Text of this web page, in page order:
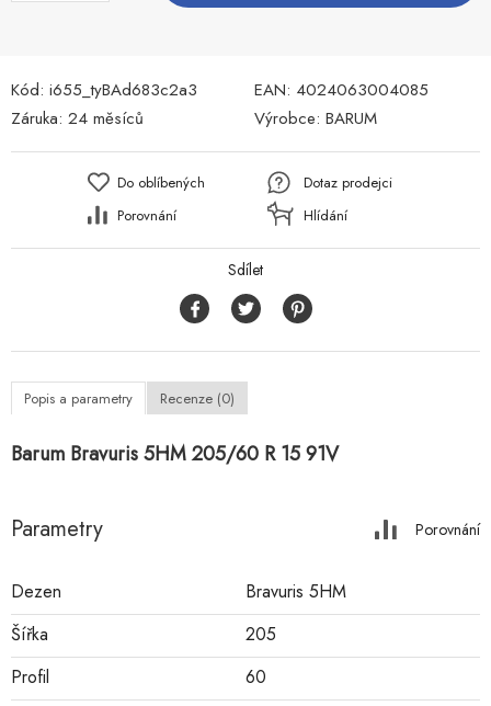
Kód: i655_tyBAd683c2a3 EAN: 4024063004085
Záruka: 24 měsíců Výrobce: BARUM
Do oblíbených
Porovnání
Dotaz prodejci
Hlídání
Sdílet
Popis a parametry Recenze (0)
Barum Bravuris 5HM 205/60 R 15 91V
Parametry Porovnání
Dezen
Bravuris 5HM
Šířka
205
Profil
60